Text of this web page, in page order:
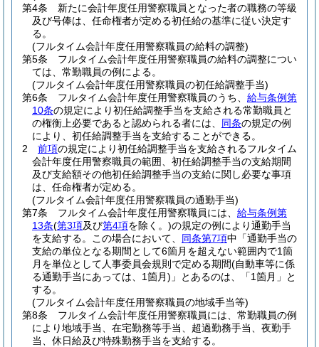
第4条
新たに会計年度任用警察職員となった者の職務の等級
及び号俸は、任命権者が定める初任給の基準に従い決定す
る。
(フルタイム会計年度任用警察職員の給料の調整)
第5条
フルタイム会計年度任用警察職員の給料の調整につい
ては、常勤職員の例による。
(フルタイム会計年度任用警察職員の初任給調整手当)
第6条
フルタイム会計年度任用警察職員のうち、 給与条例第
10条の規定により初任給調整手当を支給される常勤職員と
の権衡上必要であると認められる者には、 同条の規定の例
により、初任給調整手当を支給することができる。
2
前項の規定により初任給調整手当を支給されるフルタイム
会計年度任用警察職員の範囲、初任給調整手当の支給期間
及び支給額その他初任給調整手当の支給に関し必要な事項
は、任命権者が定める。
(フルタイム会計年度任用警察職員の通勤手当)
第7条
フルタイム会計年度任用警察職員には、 給与条例第
13条(第3項及び第4項を除く。)の規定の例により通勤手当
を支給する。
この場合において、 同条第7項中「通勤手当の
支給の単位となる期間として6箇月を超えない範囲内で1箇
月を単位として人事委員会規則で定める期間(自動車等に係
る通勤手当にあっては、1箇月) 」とあるのは、「1箇月」と
する。
(フルタイム会計年度任用警察職員の地域手当等)
第8条
フルタイム会計年度任用警察職員には、常勤職員の例
により地域手当、在宅勤務等手当、超過勤務手当、夜勤手
当、休日給及び特殊勤務手当を支給する。